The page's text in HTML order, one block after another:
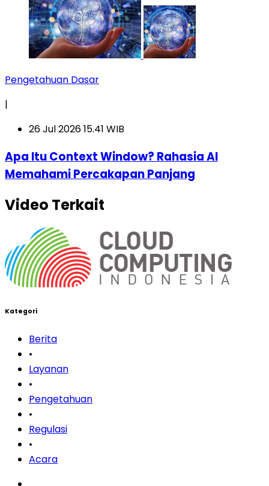
Pengetahuan Dasar
|
26 Jul 2026 15.41 WIB
Apa Itu Context Window? Rahasia AI
Memahami Percakapan Panjang
Video Terkait
Kategori
Berita
•
Layanan
•
Pengetahuan
•
Regulasi
•
Acara